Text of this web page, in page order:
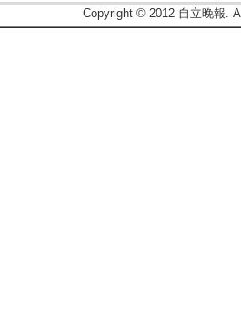
Copyright © 2012 自立晚報.